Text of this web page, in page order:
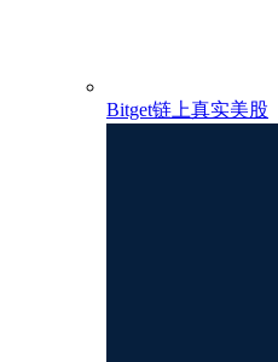
Bitget链上真实美股